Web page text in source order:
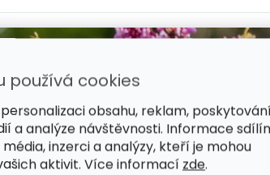
používá cookies
obsahu, reklam,
a analýze návštěvnosti. Informace
inzerci a analýzy, kteří je mohou
aktivit. Více informací zde.